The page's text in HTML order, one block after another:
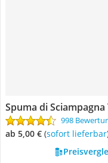
Spuma di Sciampagna
998
ab 5,00 € ( Sofort lieferbar